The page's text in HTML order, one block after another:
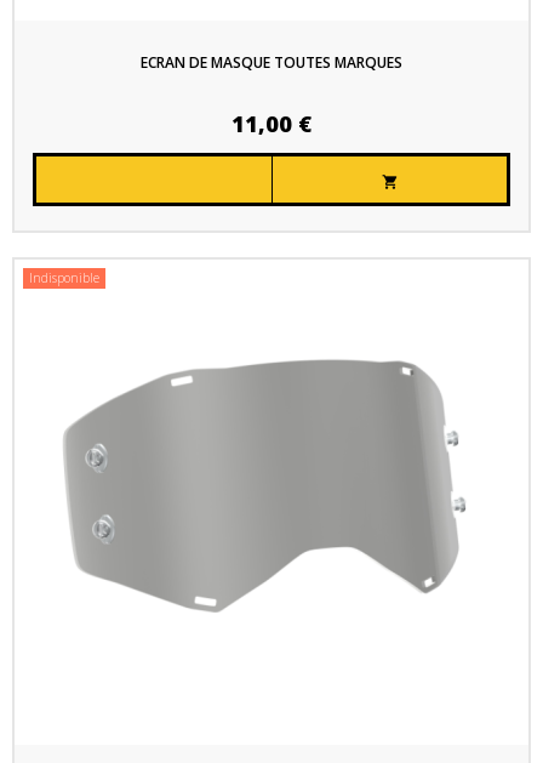
ECRAN DE MASQUE TOUTES MARQUES
11,00 €

Indisponible